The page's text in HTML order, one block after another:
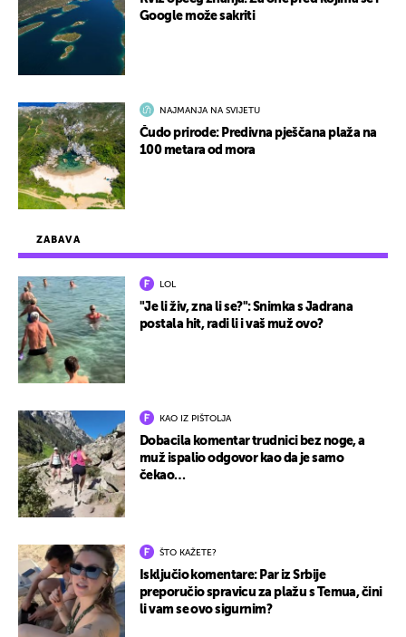
ZABAVA
LOL
"Je li živ, zna li se?": Snimka s Jadrana
postala hit, radi li i vaš muž ovo?
KAO IZ PIŠTOLJA
Dobacila komentar trudnici bez noge, a
muž ispalio odgovor kao da je samo
čekao…
ŠTO KAŽETE?
Isključio komentare: Par iz Srbije
preporučio spravicu za plažu s Temua, čini
li vam se ovo sigurnim?
Google može sakriti
NAJMANJA NA SVIJETU
Čudo prirode: Predivna pješčana plaža na
100 metara od mora